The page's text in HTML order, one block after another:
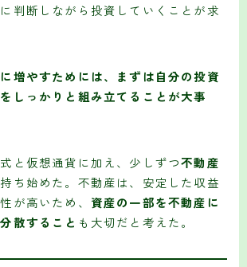
判断しながら投資していくことが求
増やすためには、まずは自分の投資
しっかりと組み立てることが大事
と仮想通貨に加え、少しずつ不動産
ち始めた。不動産は、安定した収益
が高いため、 資産の一部を不動産に
散すること も大切だと考えた。